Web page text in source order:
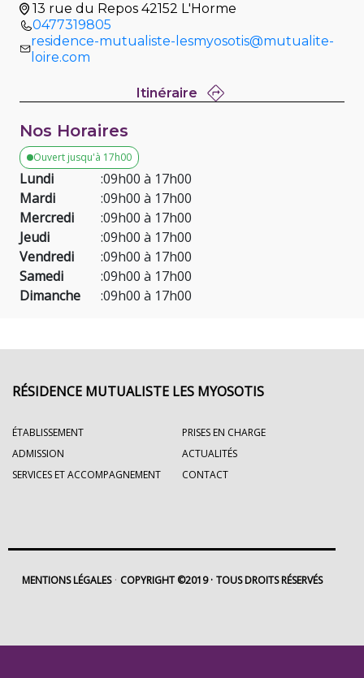
13 rue du Repos 42152 L'Horme
0477319805
residence-mutualiste-lesmyosotis@mutualite-
loire.com
Itinéraire
Nos Horaires
Ouvert jusqu'à 17h00
Lundi :09h00 à 17h00
Mardi
:09h00 à 17h00
Mercredi
:09h00 à 17h00
Jeudi
:09h00 à 17h00
Vendredi
:09h00 à 17h00
Samedi
:09h00 à 17h00
Dimanche
:09h00 à 17h00
RÉSIDENCE MUTUALISTE LES MYOSOTIS
ÉTABLISSEMENT
PRISES EN CHARGE
ADMISSION
ACTUALITÉS
SERVICES ET ACCOMPAGNEMENT
CONTACT
MENTIONS LÉGALES COPYRIGHT ©2019 TOUS DROITS RÉSERVÉS